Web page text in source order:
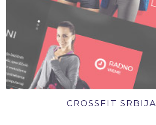
CROSSFIT SRBIJA